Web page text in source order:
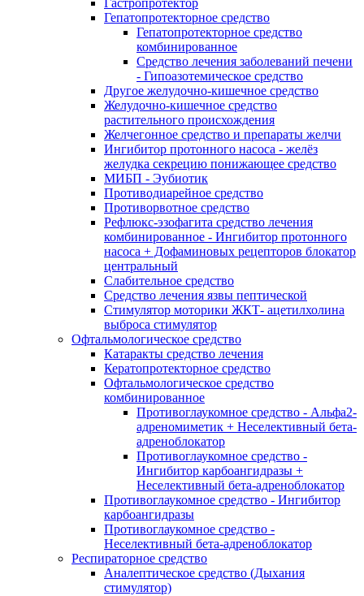
Гепатопротекторное средство
Гепатопротекторное средство
комбинированное
Средство лечения заболеваний печени
- Гипоазотемическое средство
Другое желудочно-кишечное средство
Желудочно-кишечное средство
растительного происхождения
Желчегонное средство и препараты желчи
Ингибитор протонного насоса - желёз
желудка секрецию понижающее средство
МИБП - Эубиотик
Противодиарейное средство
Противорвотное средство
Рефлюкс-эзофагита средство лечения
комбинированное - Ингибитор протонного
насоса + Дофаминовых рецепторов блокатор
центральный
Слабительное средство
Средство лечения язвы пептической
Стимулятор моторики ЖКТ- ацетилхолина
выброса стимулятор
Офтальмологическое средство
Катаракты средство лечения
Кератопротекторное средство
Офтальмологическое средство
комбинированное
Противоглаукомное средство - Альфа2-
адреномиметик + Неселективный бета-
адреноблокатор
Противоглаукомное средство -
Ингибитор карбоангидразы +
Неселективный бета-адреноблокатор
Противоглаукомное средство - Ингибитор
карбоангидразы
Противоглаукомное средство -
Неселективный бета-адреноблокатор
Респираторное средство
Аналептическое средство (Дыхания
стимулятор)